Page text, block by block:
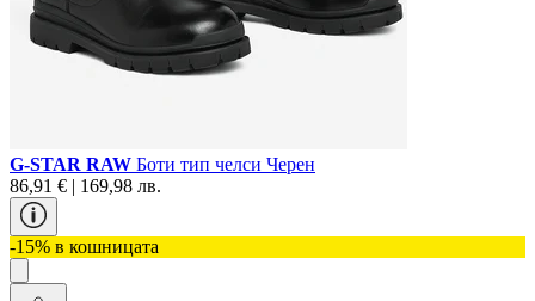
G-STAR RAW Боти тип челси Черен
86,91 € | 169,98 лв.
-15% в кошницата